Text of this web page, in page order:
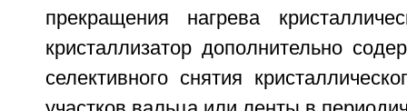
прекращения нагрева
кристаллизатор дополнительно
селективного снятия